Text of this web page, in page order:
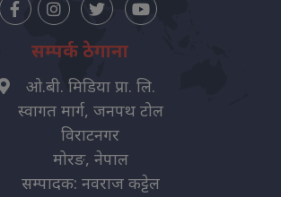
सम्पर्क ठेगाना
ओ.बी. मिडिया प्रा. लि.
स्वागत मार्ग, जनपथ टोल
विराटनगर
मोरङ, नेपाल
सम्पादक: नवराज कट्टेल